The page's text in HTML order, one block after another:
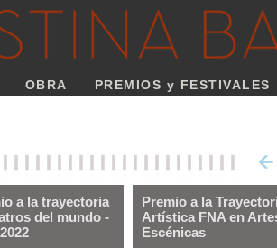
OBRA PREMIOS y FESTIVALES
a la trayectoria
del mundo -
Premio a la
Artística FNA en
Escénicas